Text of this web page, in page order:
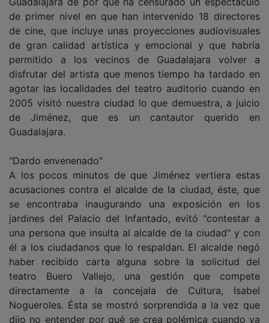
de primer nivel en que han intervenido 18 directores
de cine, que incluye unas proyecciones audiovisuales
de gran calidad artística y emocional y que habría
permitido a los vecinos de Guadalajara volver a
disfrutar del artista que menos tiempo ha tardado en
agotar las localidades del teatro auditorio cuando en
2005 visitó nuestra ciudad lo que demuestra, a juicio
de Jiménez, que es un cantautor querido en
Guadalajara.
A los pocos minutos de que Jiménez vertiera estas
acusaciones contra el alcalde de la ciudad, éste, que
se encontraba inaugurando una exposición en los
jardines del Palacio del Infantado, evitó "contestar a
una persona que insulta al alcalde de la ciudad" y con
él a los ciudadanos que lo respaldan. El alcalde negó
haber recibido carta alguna sobre la solicitud del
teatro Buero Vallejo, una gestión que compete
directamente a la concejala de Cultura, Isabel
Nogueroles. Ésta se mostró sorprendida a la vez que
dijo no entender por qué se crea polémica cuando ya